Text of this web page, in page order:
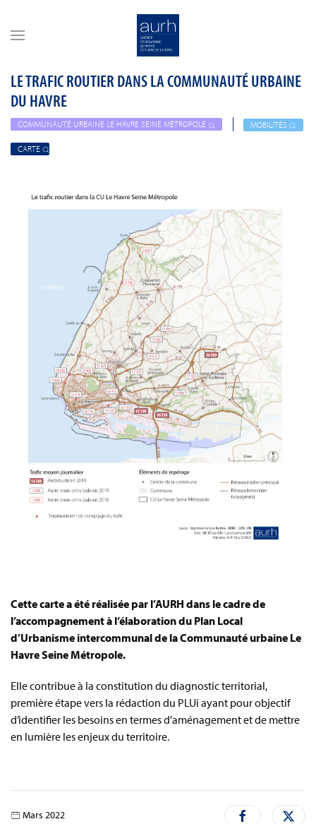
LE TRAFIC ROUTIER DANS LA COMMUNAUTÉ URBAINE
DU HAVRE
COMMUNAUTÉ URBAINE LE HAVRE SEINE MÉTROPOLE MOBILITÉS
CARTE
Cette carte a été réalisée par l’AURH dans le cadre de
l’accompagnement à l’élaboration du Plan Local
d’Urbanisme intercommunal de la Communauté urbaine Le
Havre Seine Métropole.
Elle contribue à la constitution du diagnostic territorial,
première étape vers la rédaction du PLUi ayant pour objectif
d’identifier les besoins en termes d’aménagement et de mettre
en lumière les enjeux du territoire.
Mars 2022